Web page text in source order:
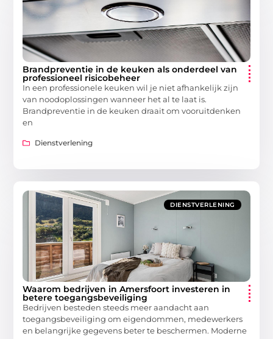
Brandpreventie in de keuken als onderdeel van
professioneel risicobeheer
In een professionele keuken wil je niet afhankelijk zijn
van noodoplossingen wanneer het al te laat is.
Brandpreventie in de keuken draait om vooruitdenken
en
Dienstverlening
DIENSTVERLENING
Waarom bedrijven in Amersfoort investeren in
betere toegangsbeveiliging
Bedrijven besteden steeds meer aandacht aan
toegangsbeveiliging om eigendommen, medewerkers
en belangrijke gegevens beter te beschermen. Moderne